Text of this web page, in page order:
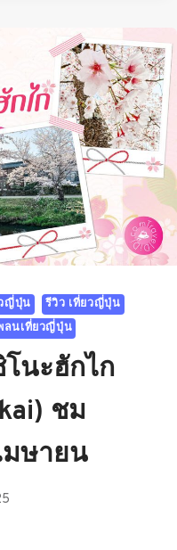
ญี่ปุ่น
รีวิว เที่ยวญี่ปุ่น
ลนเที่ยวญี่ปุ่น
นะฮักไก
ชม
มษายน